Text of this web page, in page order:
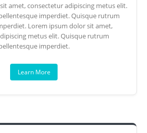
amet, consectetur adipiscing metus elit.
imperdiet. Quisque rutrum
Lorem ipsum dolor sit amet,
metus elit. Quisque rutrum
imperdiet.
Learn More